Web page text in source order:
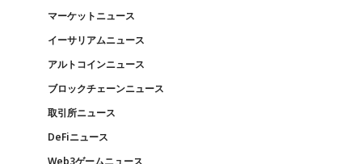
マーケットニュース
イーサリアムニュース
アルトコインニュース
ブロックチェーンニュース
取引所ニュース
DeFiニュース